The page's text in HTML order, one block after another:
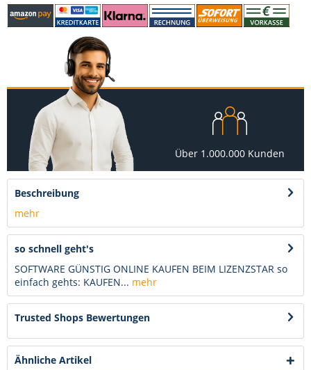
Über 1.000.000 Kunden
Beschreibung
mehr
so schnell geht's
SOFTWARE GÜNSTIG ONLINE KAUFEN BEIM LIZENZSTAR so
einfach gehts: KAUFEN... mehr
Trusted Shops Bewertungen
Ähnliche Artikel